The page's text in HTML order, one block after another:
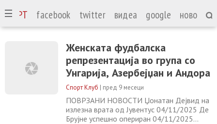
СПОРТ facebook twitter видеа google ново
Женската фудбалска
репрезентација во група со
Унгарија, Азербејџан и Андора
Спорт Клуб | пред 9 месеци
ПОВРЗАНИ НОВОСТИ Џонатан Дејвид на
излезна врата од Јувентус 04/11/2025 Де
Брујне успешно опериран 04/11/2025